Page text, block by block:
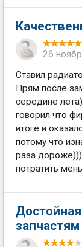
26
Ставил
Прям после
середине
говорил что
итоге и
потому что
раза
потратить
запчастям